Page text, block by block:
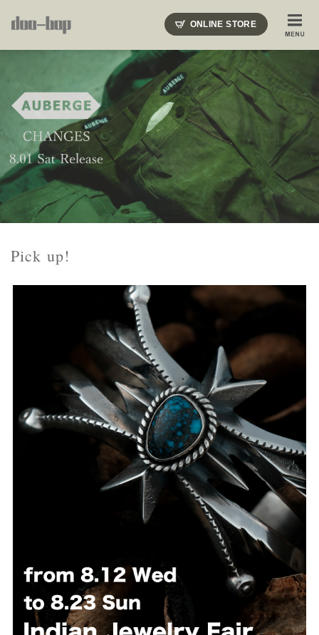
SHOP BLOG STAFF BLOG
NAKAJIMA'S BLOG
TSUKAMOTO'S BLOG
ROOTS
COLUMN SNAP ACCESS CONTACT
ONLINE STORE
Pick up!